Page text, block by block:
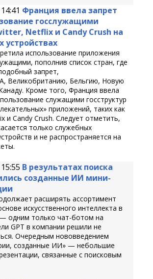
Франция ввела запрет
госслужащими
Netflix и Candy Crush на
устройствах
использование приложения
пополнив список стран, где
запрет,
Великобританию, Бельгию, Новую
Кроме того, Франция ввела
служащими госструктур
приложений, таких как
и Candy Crush. Следует отметить,
только служебных
и не распространяется на
В результатах поиска
созданные ИИ мини-
расширять ассортимент
искусственного интеллекта в
одним только чат-ботом на
GPT в компании решили не
Очередным нововведением
созданные ИИ» — небольшие
связанные с поисковым